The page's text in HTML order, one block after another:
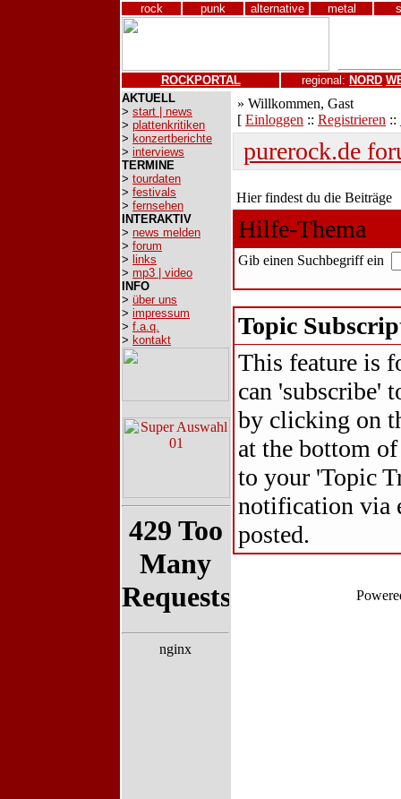
rock punk alternative metal
ROCKPORTAL regional: NORD
AKTUELL
> start | news
> plattenkritiken
> konzertberichte
> interviews
TERMINE
> tourdaten
> festivals
> fernsehen
INTERAKTIV
> news melden
> forum
> links
> mp3 | video
INFO
> über uns
> impressum
> f.a.q.
> kontakt
» Willkommen, Gast
[ Einloggen :: Registrieren ::
purerock.de
Hier findest du die Beiträge
Hilfe-Thema
Gib einen Suchbegriff ein
Topic
This feature is
can 'subscribe'
by clicking on
at the bottom
to your 'Topic
notification via
posted.